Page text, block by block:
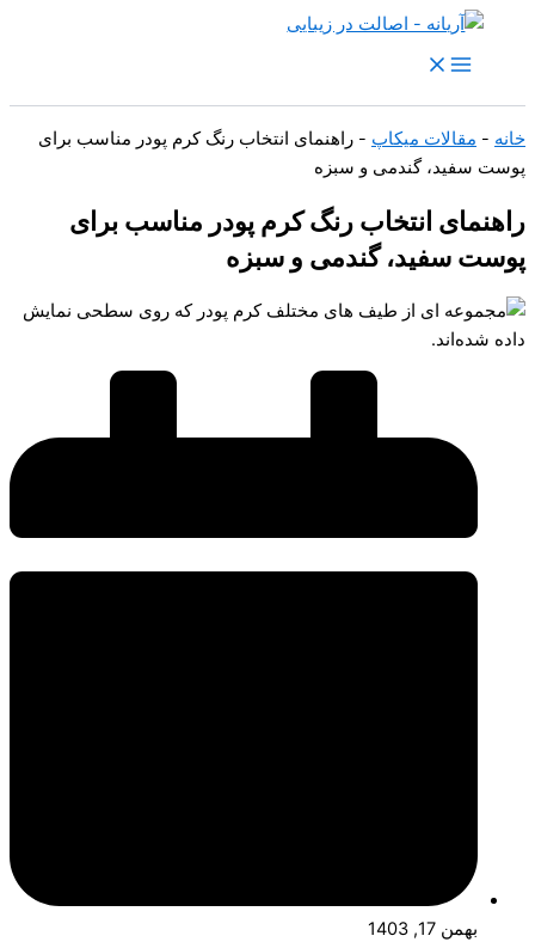
خانه-مقالات میکاپ-راهنمای انتخاب رنگ کرم پودر مناسب برای
پوست سفید، گندمی و سبزه
راهنمای انتخاب رنگ کرم پودر مناسب برای
پوست سفید، گندمی و سبزه
بهمن 17, 1403